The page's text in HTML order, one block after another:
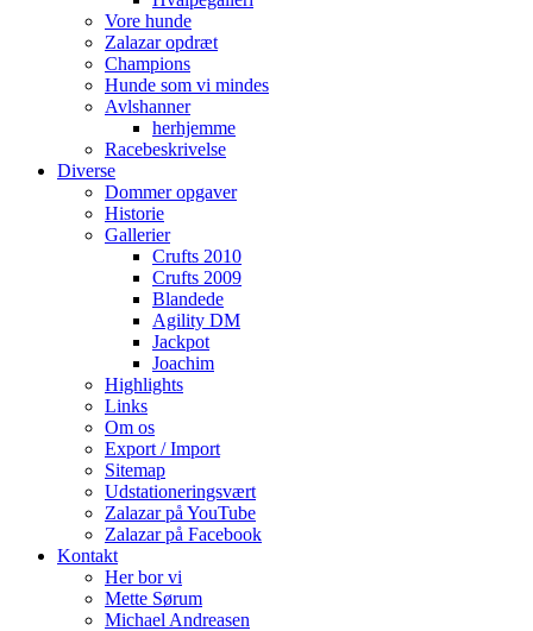
Vore hunde
Zalazar opdræt
Champions
Hunde som vi mindes
Avlshanner
herhjemme
Racebeskrivelse
Diverse
Dommer opgaver
Historie
Gallerier
Crufts 2010
Crufts 2009
Blandede
Agility DM
Jackpot
Joachim
Highlights
Links
Om os
Export / Import
Sitemap
Udstationeringsvært
Zalazar på YouTube
Zalazar på Facebook
Kontakt
Her bor vi
Mette Sørum
Michael Andreasen